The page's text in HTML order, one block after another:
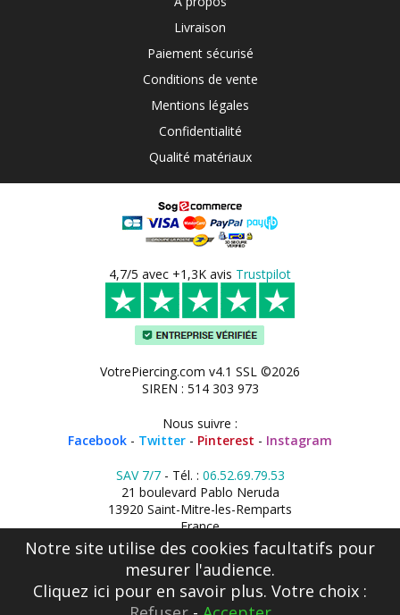
Livraison
Paiement sécurisé
Conditions de vente
Mentions légales
Confidentialité
Qualité matériaux
4,7/5 avec +1,3K avis Trustpilot
VotrePiercing.com v4.1 SSL ©2026
SIREN : 514 303 973
Nous suivre :
Facebook - Twitter - Pinterest - Instagram
SAV 7/7- Tél. : 06.52.69.79.53
21 boulevard Pablo Neruda
13920 Saint-Mitre-les-Remparts
France
Notre site utilise des cookies facultatifs pour
mesurer l'audience.
Cliquez ici pour en savoir plus. Votre choix :